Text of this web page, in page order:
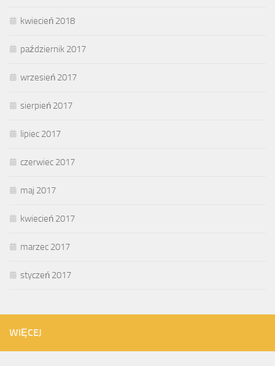
kwiecień 2018
październik 2017
wrzesień 2017
sierpień 2017
lipiec 2017
czerwiec 2017
maj 2017
kwiecień 2017
marzec 2017
styczeń 2017
WIĘCEJ